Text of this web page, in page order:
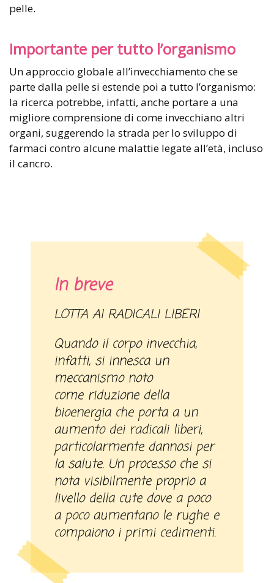
pelle.
Importante per tutto l’organismo
Un approccio globale all’invecchiamento che se
parte dalla pelle si estende poi a tutto l’organismo:
la ricerca potrebbe, infatti, anche portare a una
migliore comprensione di come invecchiano altri
organi, suggerendo la strada per lo sviluppo di
farmaci contro alcune malattie legate all’età, incluso
il cancro.
In breve
LOTTA AI RADICALI LIBERI
Quando il corpo invecchia,
infatti, si innesca un
meccanismo noto
come riduzione della
bioenergia che porta a un
aumento dei radicali liberi,
particolarmente dannosi per
la salute. Un processo che si
nota visibilmente proprio a
livello della cute dove a poco
a poco aumentano le rughe e
compaiono i primi cedimenti.